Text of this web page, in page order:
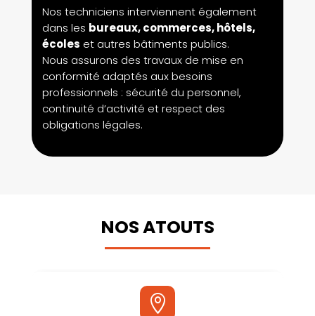
Nos techniciens interviennent également
dans les bureaux, commerces, hôtels,
écoles et autres bâtiments publics.
Nous assurons des travaux de mise en
conformité adaptés aux besoins
professionnels : sécurité du personnel,
continuité d’activité et respect des
obligations légales.
NOS ATOUTS
